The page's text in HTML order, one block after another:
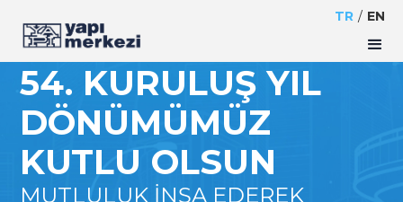
TR / EN
54. KURULUŞ YIL
DÖNÜMÜMÜZ
KUTLU OLSUN
MUTLULUK İNŞA EDEREK